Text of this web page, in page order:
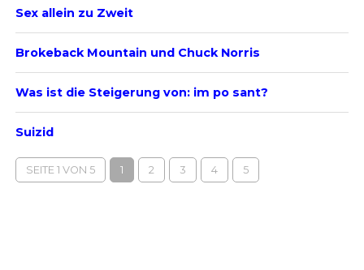
Sex allein zu Zweit
Brokeback Mountain und Chuck Norris
Was ist die Steigerung von: im po sant?
Suizid
SEITE 1 VON 5 1 2 3 4 5